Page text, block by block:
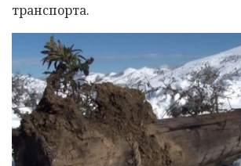
транспорта.